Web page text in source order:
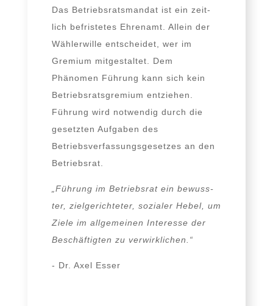
Das Betriebsratsmandat ist ein zeit­
lich befris­te­tes Ehrenamt. Allein der
Wählerwille ent­schei­det, wer im
Gremium mit­ge­stal­tet. Dem
Phänomen Führung kann sich kein
Betriebsratsgremium ent­zie­hen.
Führung wird not­wen­dig durch die
gesetz­ten Aufgaben des
Betriebsverfassungsgesetzes an den
Betriebsrat.
„Führung im Betriebsrat ein bewuss­
ter, ziel­ge­rich­te­ter, sozia­ler Hebel, um
Ziele im all­ge­mei­nen Interesse der
Beschäftigten zu verwirklichen.“
- Dr. Axel Esser